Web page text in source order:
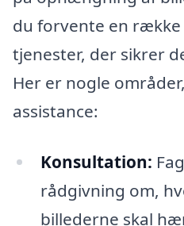
du forvente en
tjenester, der sikrer
Her er nogle
assistance:
Konsultation:
rådgivning om,
billederne skal